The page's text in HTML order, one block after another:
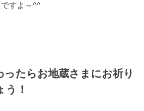
すよ～^^
ったらお地蔵さまにお祈り
う！